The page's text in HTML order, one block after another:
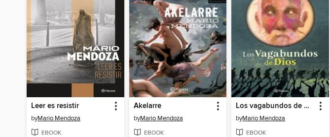
Leer es resistir
byMario Mendoza
EBOOK
Akelarre
byMario Mendoza
EBOOK
Los vagabundos de Dios
byMario Mendoza
EBOOK